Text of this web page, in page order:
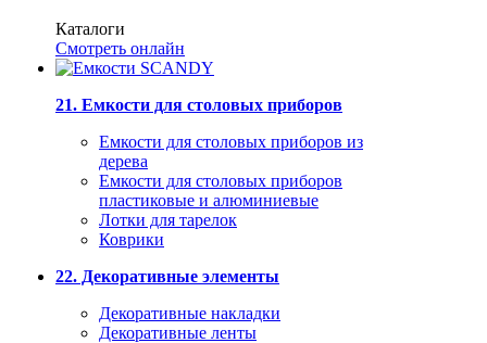
Каталоги
Смотреть онлайн
21. Емкости для столовых приборов
Емкости для столовых приборов из
дерева
Емкости для столовых приборов
пластиковые и алюминиевые
Лотки для тарелок
Коврики
22. Декоративные элементы
Декоративные накладки
Декоративные ленты